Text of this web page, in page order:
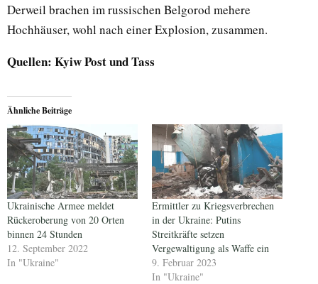
Derweil brachen im russischen Belgorod mehere
Hochhäuser, wohl nach einer Explosion, zusammen.
Quellen: Kyiw Post und Tass
Ähnliche Beiträge
Ukrainische Armee meldet
Rückeroberung von 20 Orten
binnen 24 Stunden
12. September 2022
In "Ukraine"
Ermittler zu Kriegsverbrechen
in der Ukraine: Putins
Streitkräfte setzen
Vergewaltigung als Waffe ein
9. Februar 2023
In "Ukraine"